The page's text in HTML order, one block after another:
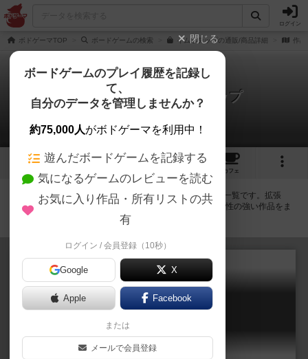
ログイン
ボドゲーマTOP ボードゲームの検索 イムホテップの通販/商品詳細 作品
イムホテップ / インホテップ
拡張/関連作品 2件
10 18
カフェ
イムホテップ / インホテップに紐付いているボードゲーム一覧です。拡張
版・続編・リメイク版などの同じシリーズを中心に、関連性の強い作品をま
とめています。
イムホテップ：デュエル
Imhotep: The Duel
閉じる
ボードゲームのプレイ履歴を記録し
て、
自分のデータを管理しませんか？
約75,000人がボドゲーマを利用中！
遊んだボードゲームを記録する
気になるゲームのレビューを読む
お気に入り作品・所有リストの共
有
ログイン / 会員登録（10秒）
Google X
Apple Facebook
または
メールで会員登録